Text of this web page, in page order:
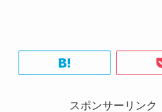
スポンサーリンク